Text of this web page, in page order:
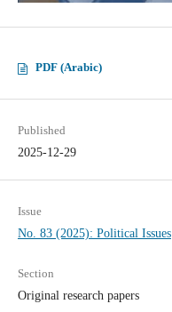
PDF (Arabic)
Published
2025-12-29
Issue
No. 83 (2025): Political Issues
Section
Original research papers